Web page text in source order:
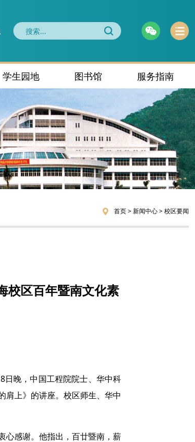
学生园地 图书馆 服务指南
首页>新闻中心>校区要闻
校区百年暨南文化素
日晚，中国工程院院士、华中科
肩上》的讲座。校区师生、华中
心感谢。他指出，百廿暨南，薪